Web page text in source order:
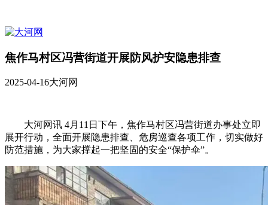
焦作马村区冯营街道开展防风护安隐患排查
2025-04-16大河网
大河网讯 4月11日下午，焦作马村区冯营街道办事处立即
展开行动，全面开展隐患排查、危房巡查各项工作，切实做好
防范措施，为大家撑起一把坚固的安全“保护伞”。